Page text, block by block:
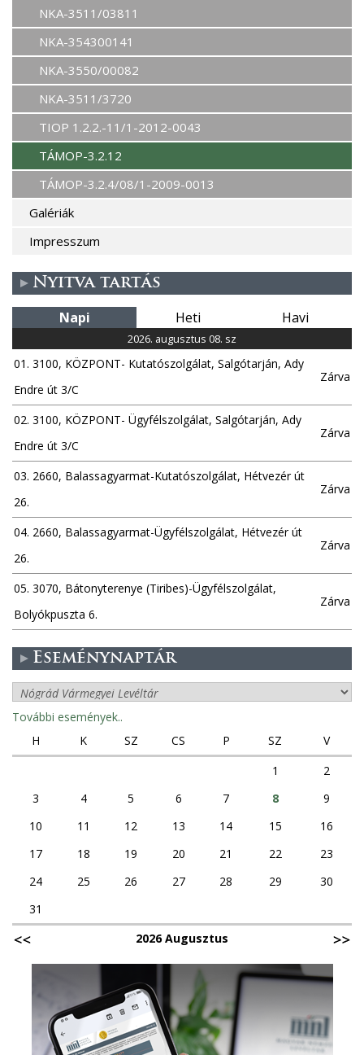
NKA-3511/03811
NKA-354300141
NKA-3550/00082
NKA-3511/3720
TIOP 1.2.2.-11/1-2012-0043
TÁMOP-3.2.12
TÁMOP-3.2.4/08/1-2009-0013
Galériák
Impresszum
Nyitva tartás
Napi Heti Havi
2026. augusztus 08. sz
01. 3100, KÖZPONT- Kutatószolgálat, Salgótarján, Ady
Endre út 3/C
Zárva
02. 3100, KÖZPONT- Ügyfélszolgálat, Salgótarján, Ady
Endre út 3/C
Zárva
03. 2660, Balassagyarmat-Kutatószolgálat, Hétvezér út
26.
Zárva
04. 2660, Balassagyarmat-Ügyfélszolgálat, Hétvezér út
26.
Zárva
05. 3070, Bátonyterenye (Tiribes)-Ügyfélszolgálat,
Bolyókpuszta 6.
Zárva
Eseménynaptár
További események..
H
K SZ CS P SZ
V
1
2
3
4 5 6 7 8
9
10
11 12 13 14 15
16
17
18 19 20 21 22
23
24
25 26 27 28 29
30
31
2026 Augusztus